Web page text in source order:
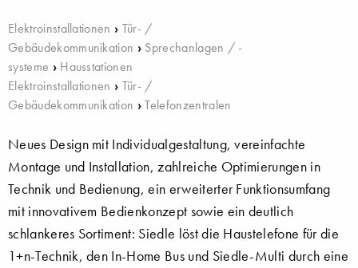
Elektroinstallationen › Tür- /
Gebäudekommunikation › Sprechanlagen / -
systeme › Hausstationen
Elektroinstallationen › Tür- /
Gebäudekommunikation ›Telefonzentralen
Neues Design mit Individualgestaltung, vereinfachte
Montage und Installation, zahlreiche Optimierungen in
Technik und Bedienung, ein erweiterter Funktionsumfang
mit innovativem Bedienkonzept sowie ein deutlich
schlankeres Sortiment: Siedle löst die Haustelefone für die
1+n-Technik, den In-Home Bus und Siedle-Multi durch eine